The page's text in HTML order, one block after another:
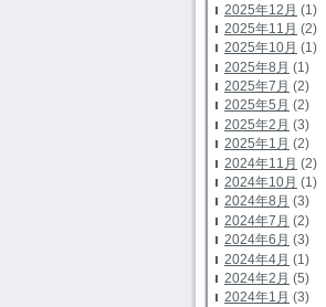
2025年12月 (1)
2025年11月 (2)
2025年10月 (1)
2025年8月 (1)
2025年7月 (2)
2025年5月 (2)
2025年2月 (3)
2025年1月 (2)
2024年11月 (2)
2024年10月 (1)
2024年8月 (3)
2024年7月 (2)
2024年6月 (3)
2024年4月 (1)
2024年2月 (5)
2024年1月 (3)